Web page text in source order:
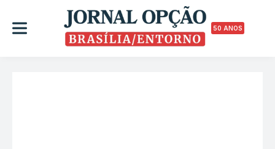
50 ANOS